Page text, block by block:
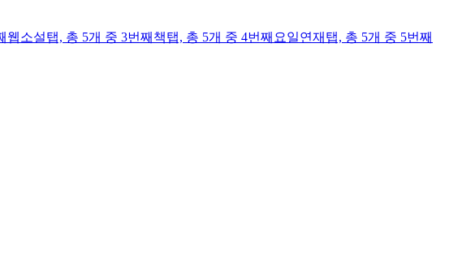
웹소설탭, 총 5개 중 3번째 책탭, 총 5개 중 4번째 요일연재 탭, 총 5개 중 5번째